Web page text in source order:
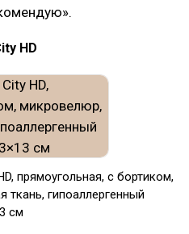
HD
прямоугольная, с бортиком,
ткань, гипоаллергенный
см